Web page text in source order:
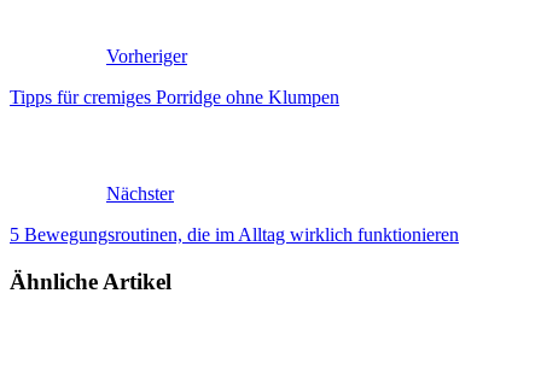
Vorheriger
Tipps für cremiges Porridge ohne Klumpen
Nächster
5 Bewegungsroutinen, die im Alltag wirklich funktionieren
Ähnliche Artikel